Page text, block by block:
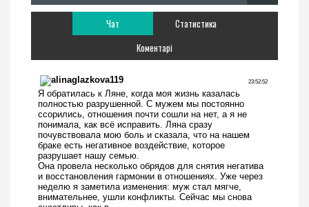
Чат
Статистика
Коментарі